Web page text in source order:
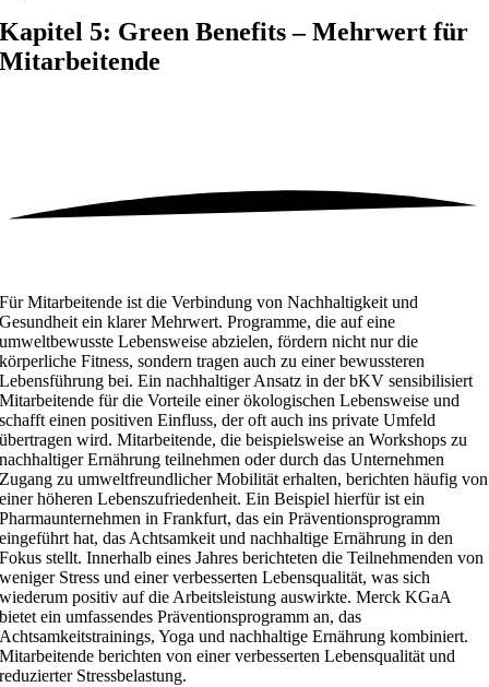
Kapitel 5: Green Benefits – Mehrwert für
Mitarbeitende
Für Mitarbeitende ist die Verbindung von Nachhaltigkeit und
Gesundheit ein klarer Mehrwert. Programme, die auf eine
umweltbewusste Lebensweise abzielen, fördern nicht nur die
körperliche Fitness, sondern tragen auch zu einer bewussteren
Lebensführung bei. Ein nachhaltiger Ansatz in der bKV sensibilisiert
Mitarbeitende für die Vorteile einer ökologischen Lebensweise und
schafft einen positiven Einfluss, der oft auch ins private Umfeld
übertragen wird. Mitarbeitende, die beispielsweise an Workshops zu
nachhaltiger Ernährung teilnehmen oder durch das Unternehmen
Zugang zu umweltfreundlicher Mobilität erhalten, berichten häufig von
einer höheren Lebenszufriedenheit. Ein Beispiel hierfür ist ein
Pharmaunternehmen in Frankfurt, das ein Präventionsprogramm
eingeführt hat, das Achtsamkeit und nachhaltige Ernährung in den
Fokus stellt. Innerhalb eines Jahres berichteten die Teilnehmenden von
weniger Stress und einer verbesserten Lebensqualität, was sich
wiederum positiv auf die Arbeitsleistung auswirkte. Merck KGaA
bietet ein umfassendes Präventionsprogramm an, das
Achtsamkeitstrainings, Yoga und nachhaltige Ernährung kombiniert.
Mitarbeitende berichten von einer verbesserten Lebensqualität und
reduzierter Stressbelastung.